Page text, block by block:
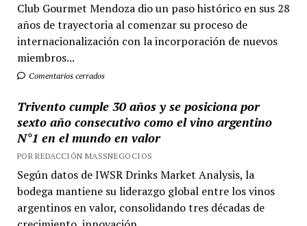
Club Gourmet Mendoza dio un paso histórico en sus 28
años de trayectoria al comenzar su proceso de
internacionalización con la incorporación de nuevos
miembros...
Comentarios cerrados
Trivento cumple 30 años y se posiciona por
sexto año consecutivo como el vino argentino
N°1 en el mundo en valor
POR REDACCIÓN MASSNEGOCIOS
Según datos de IWSR Drinks Market Analysis, la
bodega mantiene su liderazgo global entre los vinos
argentinos en valor, consolidando tres décadas de